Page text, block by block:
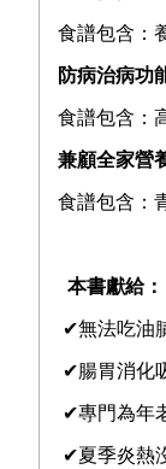
食譜包含：
防病治病功
食譜包含：
兼顧全家營
食譜包含：
本書獻給：
✔無法吃油
✔腸胃消化
✔專門為年
✔夏季炎熱